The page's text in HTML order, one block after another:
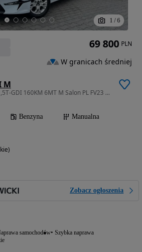
1 / 6
M
1482 cm3 • 160 KM • M 1,5T-GDI 160KM 6MT M Salon PL FV23 Gwarancja
Benzyna
Manualna
Zobacz ogłoszenia
samochodów Szybka naprawa
69 800 PLN
W granicach średniej